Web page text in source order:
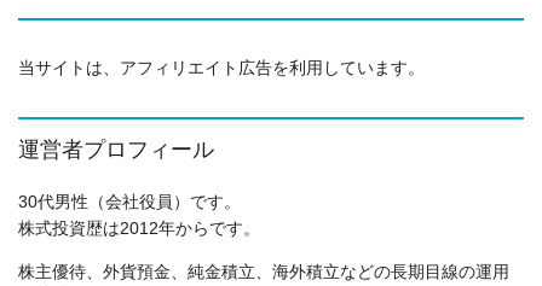
当サイトは、アフィリエイト広告を利用しています。
運営者プロフィール
30代男性（会社役員）です。
株式投資歴は2012年からです。
株主優待、外貨預金、純金積立、海外積立などの長期目線の運用